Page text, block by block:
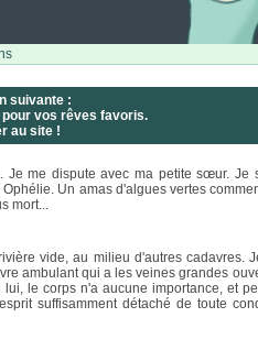
suivante :
vos rêves favoris.
au site !
me dispute avec ma petite sœur. Je
Un amas d'algues vertes
mort...
vide, au milieu d'autres cadavres.
ambulant qui a les veines grandes
le corps n'a aucune importance, et
suffisamment détaché de toute